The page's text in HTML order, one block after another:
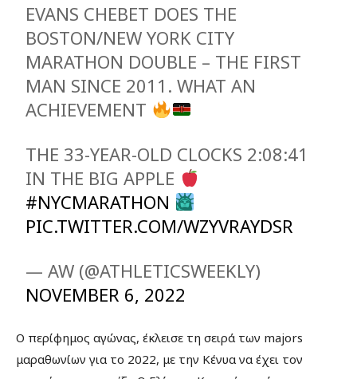
EVANS CHEBET DOES THE
BOSTON/NEW YORK CITY
MARATHON DOUBLE – THE FIRST
MAN SINCE 2011. WHAT AN
ACHIEVEMENT
THE 33-YEAR-OLD CLOCKS 2:08:41
IN THE BIG APPLE
#NYCMARATHON
PIC.TWITTER.COM/WZYVRAYDSR
— AW (@ATHLETICSWEEKLY)
NOVEMBER 6, 2022
Ο περίφημος αγώνας, έκλεισε τη σειρά των majors
μαραθωνίων για το 2022, με την Κένυα να έχει τον